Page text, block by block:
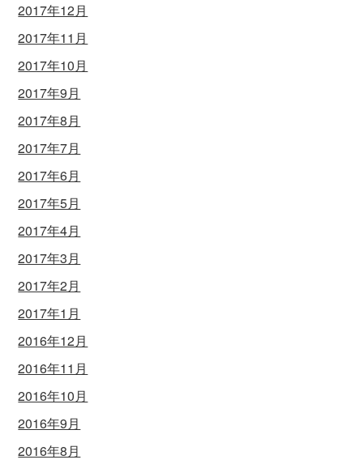
2017年12月
2017年11月
2017年10月
2017年9月
2017年8月
2017年7月
2017年6月
2017年5月
2017年4月
2017年3月
2017年2月
2017年1月
2016年12月
2016年11月
2016年10月
2016年9月
2016年8月